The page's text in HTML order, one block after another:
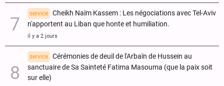
service
Cheikh Naïm Kassem : Les négociations avec Tel-Aviv
n'apportent au Liban que honte et humiliation.
il y a 2 jours
service
Cérémonies de deuil de l'Arbaïn de Hussein au
sanctuaire de Sa Sainteté Fatima Masouma (que la paix soit
sur elle)